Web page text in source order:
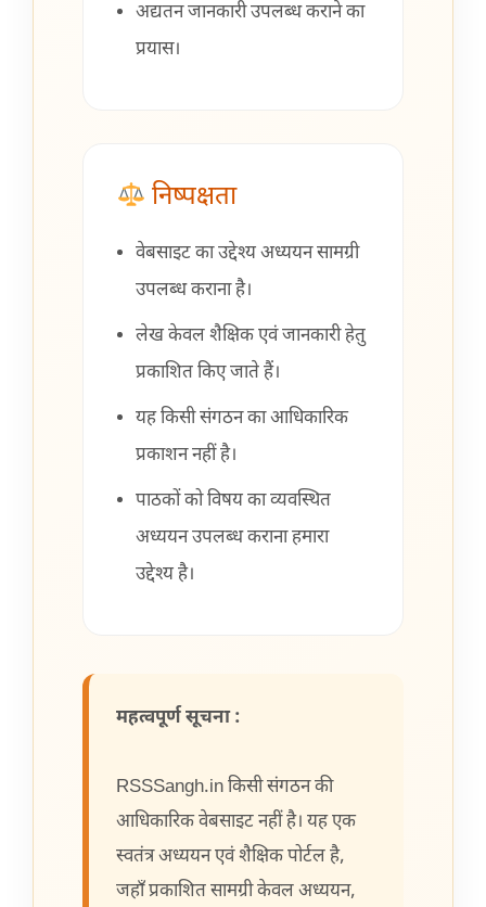
अद्यतन जानकारी उपलब्ध कराने का
प्रयास।
निष्पक्षता
वेबसाइट का उद्देश्य अध्ययन सामग्री
उपलब्ध कराना है।
लेख केवल शैक्षिक एवं जानकारी हेतु
प्रकाशित किए जाते हैं।
यह किसी संगठन का आधिकारिक
प्रकाशन नहीं है।
पाठकों को विषय का व्यवस्थित
अध्ययन उपलब्ध कराना हमारा
उद्देश्य है।
महत्वपूर्ण सूचना :
RSSSangh.in किसी संगठन की
आधिकारिक वेबसाइट नहीं है। यह एक
स्वतंत्र अध्ययन एवं शैक्षिक पोर्टल है,
जहाँ प्रकाशित सामग्री केवल अध्ययन,